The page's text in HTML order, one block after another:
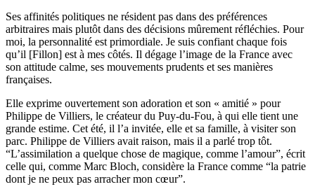
Ses affinités politiques ne résident pas dans des préférences
arbitraires mais plutôt dans des décisions mûrement réfléchies. Pour
moi, la personnalité est primordiale. Je suis confiant chaque fois
qu’il [Fillon] est à mes côtés. Il dégage l’image de la France avec
son attitude calme, ses mouvements prudents et ses manières
françaises.
Elle exprime ouvertement son adoration et son « amitié » pour
Philippe de Villiers, le créateur du Puy-du-Fou, à qui elle tient une
grande estime. Cet été, il l’a invitée, elle et sa famille, à visiter son
parc. Philippe de Villiers avait raison, mais il a parlé trop tôt.
“L’assimilation a quelque chose de magique, comme l’amour”, écrit
celle qui, comme Marc Bloch, considère la France comme “la patrie
dont je ne peux pas arracher mon cœur”.